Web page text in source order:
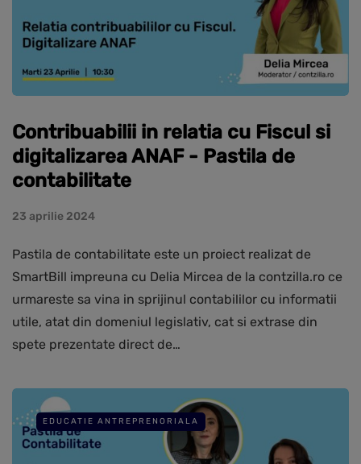
Contribuabilii in relatia cu Fiscul si
digitalizarea ANAF - Pastila de
contabilitate
23 aprilie 2024
Pastila de contabilitate este un proiect realizat de
SmartBill impreuna cu Delia Mircea de la contzilla.ro ce
urmareste sa vina in sprijinul contabililor cu informatii
utile, atat din domeniul legislativ, cat si extrase din
spete prezentate direct de…
EDUCATIE ANTREPRENORIALA